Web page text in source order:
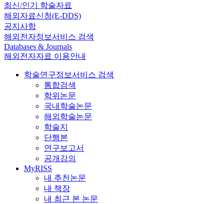
최신/인기 학술자료
해외자료신청(E-DDS)
공지사항
해외전자정보서비스 검색
Databases & Journals
해외전자자료 이용안내
학술연구정보서비스 검색
통합검색
학위논문
국내학술논문
해외학술논문
학술지
단행본
연구보고서
공개강의
MyRISS
내 추천논문
내 책장
내 최근 본 논문